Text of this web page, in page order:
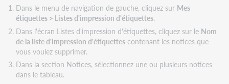
Dans le menu de navigation de gauche, cliquez sur Mes
étiquettes > Listes d'impression d'étiquettes.
Dans l'écran Listes d'impression d'étiquettes, cliquez sur le Nom
de la liste d'impression d'étiquettescontenant les notices que
vous voulez supprimer.
Dans la section Notices, sélectionnez une ou plusieurs notices
dans le tableau.